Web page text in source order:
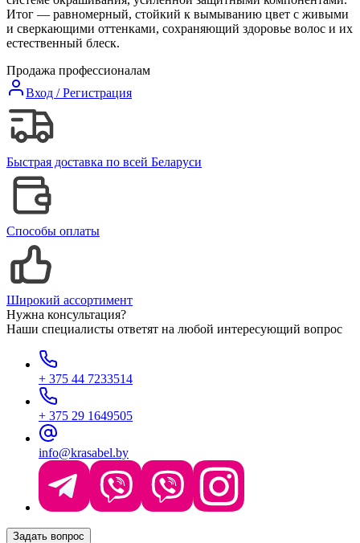
Итог — равномерный, стойкий к вымыванию цвет с живыми
и сверкающими оттенками, сохраняющий здоровье волос и их
естественный блеск.
Продажа профессионалам
Вход / Регистрация
Быстрая доставка по всей Беларуси
Способы оплаты
Широкий ассортимент
Нужна консультация?
Наши специалисты ответят на любой интересующий вопрос
+ 375 44 7233514
+ 375 29 1649505
info@krasabel.by
Задать вопрос